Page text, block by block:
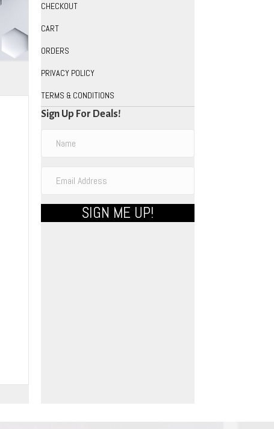
CHECKOUT
CART
ORDERS
PRIVACY POLICY
TERMS & CONDITIONS
Sign Up For Deals!
SIGN ME UP!